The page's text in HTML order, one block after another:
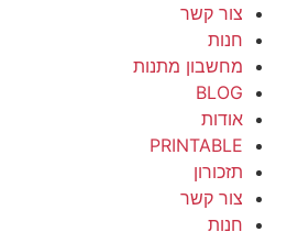
צור קשר
חנות
מחשבון מתנות
BLOG
אודות
PRINTABLE
תזכורון
צור קשר
חנות